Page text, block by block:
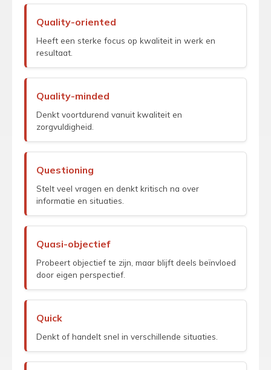
Quality-oriented
Heeft een sterke focus op kwaliteit in werk en
resultaat.
Quality-minded
Denkt voortdurend vanuit kwaliteit en
zorgvuldigheid.
Questioning
Stelt veel vragen en denkt kritisch na over
informatie en situaties.
Quasi-objectief
Probeert objectief te zijn, maar blijft deels beïnvloed
door eigen perspectief.
Quick
Denkt of handelt snel in verschillende situaties.